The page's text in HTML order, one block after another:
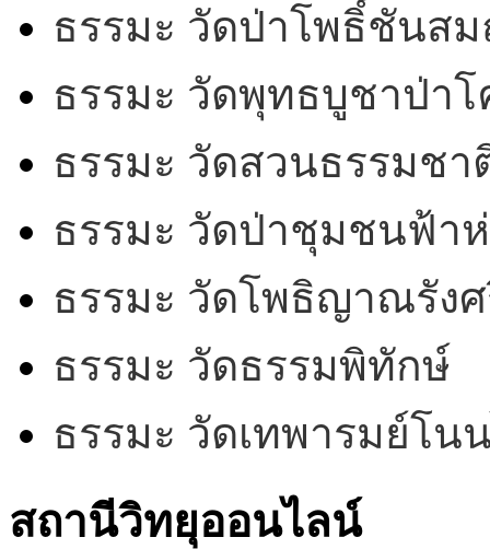
ธรรมะ วัดป่าโพธิ์ชันส
ธรรมะ วัดพุทธบูชาป่า
ธรรมะ วัดสวนธรรมช
ธรรมะ วัดป่าชุมชนฟ้า
ธรรมะ วัดโพธิญาณรัง
ธรรมะ วัดธรรมพิทักษ์
ธรรมะ วัดเทพารมย์โน
สถานีวิทยุออนไลน์